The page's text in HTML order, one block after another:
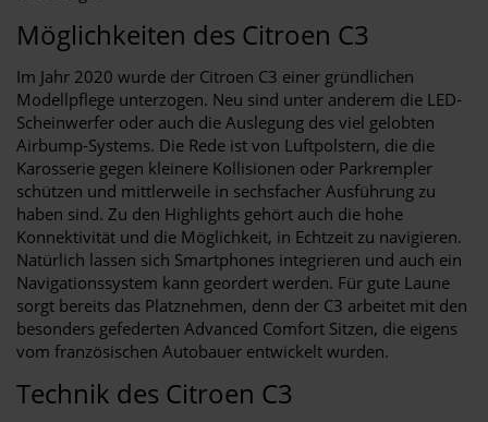
Möglichkeiten des Citroen C3
Im Jahr 2020 wurde der Citroen C3 einer gründlichen
Modellpflege unterzogen. Neu sind unter anderem die LED-
Scheinwerfer oder auch die Auslegung des viel gelobten
Airbump-Systems. Die Rede ist von Luftpolstern, die die
Karosserie gegen kleinere Kollisionen oder Parkrempler
schützen und mittlerweile in sechsfacher Ausführung zu
haben sind. Zu den Highlights gehört auch die hohe
Konnektivität und die Möglichkeit, in Echtzeit zu navigieren.
Natürlich lassen sich Smartphones integrieren und auch ein
Navigationssystem kann geordert werden. Für gute Laune
sorgt bereits das Platznehmen, denn der C3 arbeitet mit den
besonders gefederten Advanced Comfort Sitzen, die eigens
vom französischen Autobauer entwickelt wurden.
Technik des Citroen C3